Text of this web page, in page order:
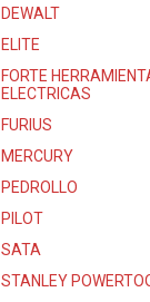
DEWALT
ELITE
FORTE
ELECTRICAS
FURIUS
MERCURY
PEDROLLO
PILOT
SATA
STANLEY